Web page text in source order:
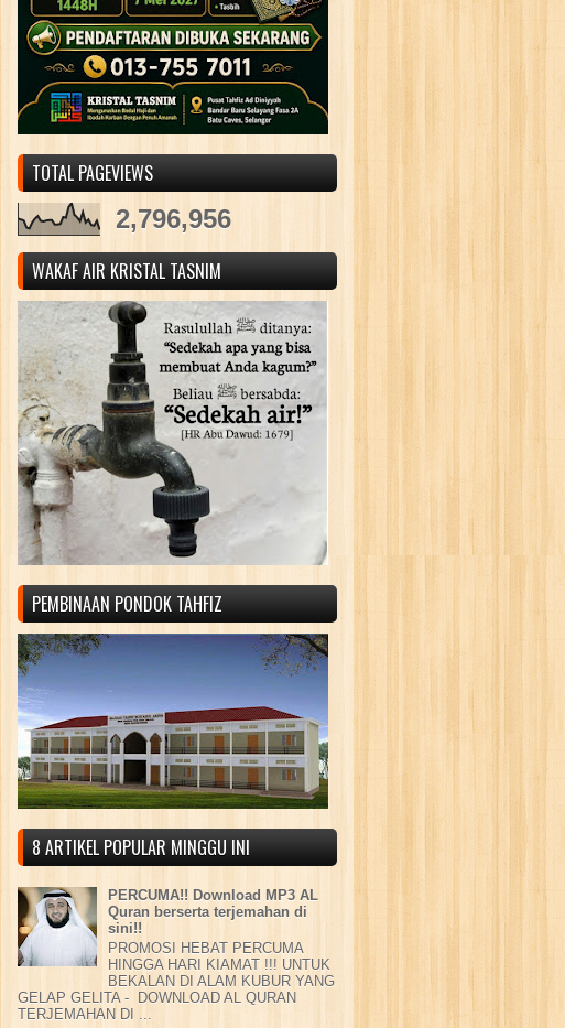
TOTAL PAGEVIEWS
2,796,956
WAKAF AIR KRISTAL TASNIM
PEMBINAAN PONDOK TAHFIZ
8 ARTIKEL POPULAR MINGGU INI
PERCUMA!! Download MP3 AL
Quran berserta terjemahan di
sini!!
PROMOSI HEBAT PERCUMA
HINGGA HARI KIAMAT !!! UNTUK
BEKALAN DI ALAM KUBUR YANG
GELAP GELITA - DOWNLOAD AL QURAN
TERJEMAHAN DI ...